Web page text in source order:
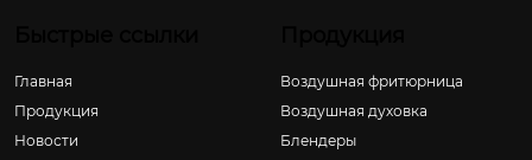
Главная
Продукция
Новости
Воздушная фритюрница
Воздушная духовка
Блендеры